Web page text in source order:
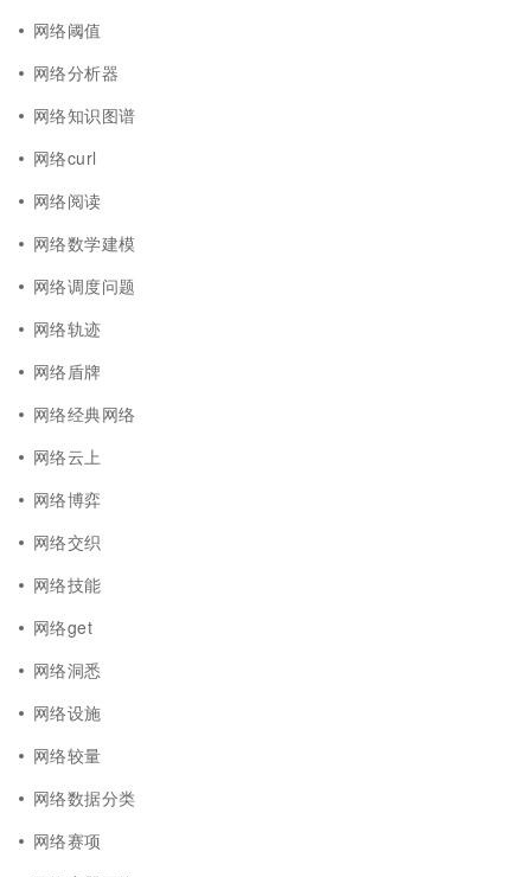
网络阈值
网络分析器
网络知识图谱
网络curl
网络阅读
网络数学建模
网络调度问题
网络轨迹
网络盾牌
网络经典网络
网络云上
网络博弈
网络交织
网络技能
网络get
网络洞悉
网络设施
网络较量
网络数据分类
网络赛项